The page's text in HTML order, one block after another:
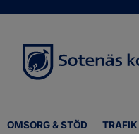
OMSORG & STÖD TRAFIK